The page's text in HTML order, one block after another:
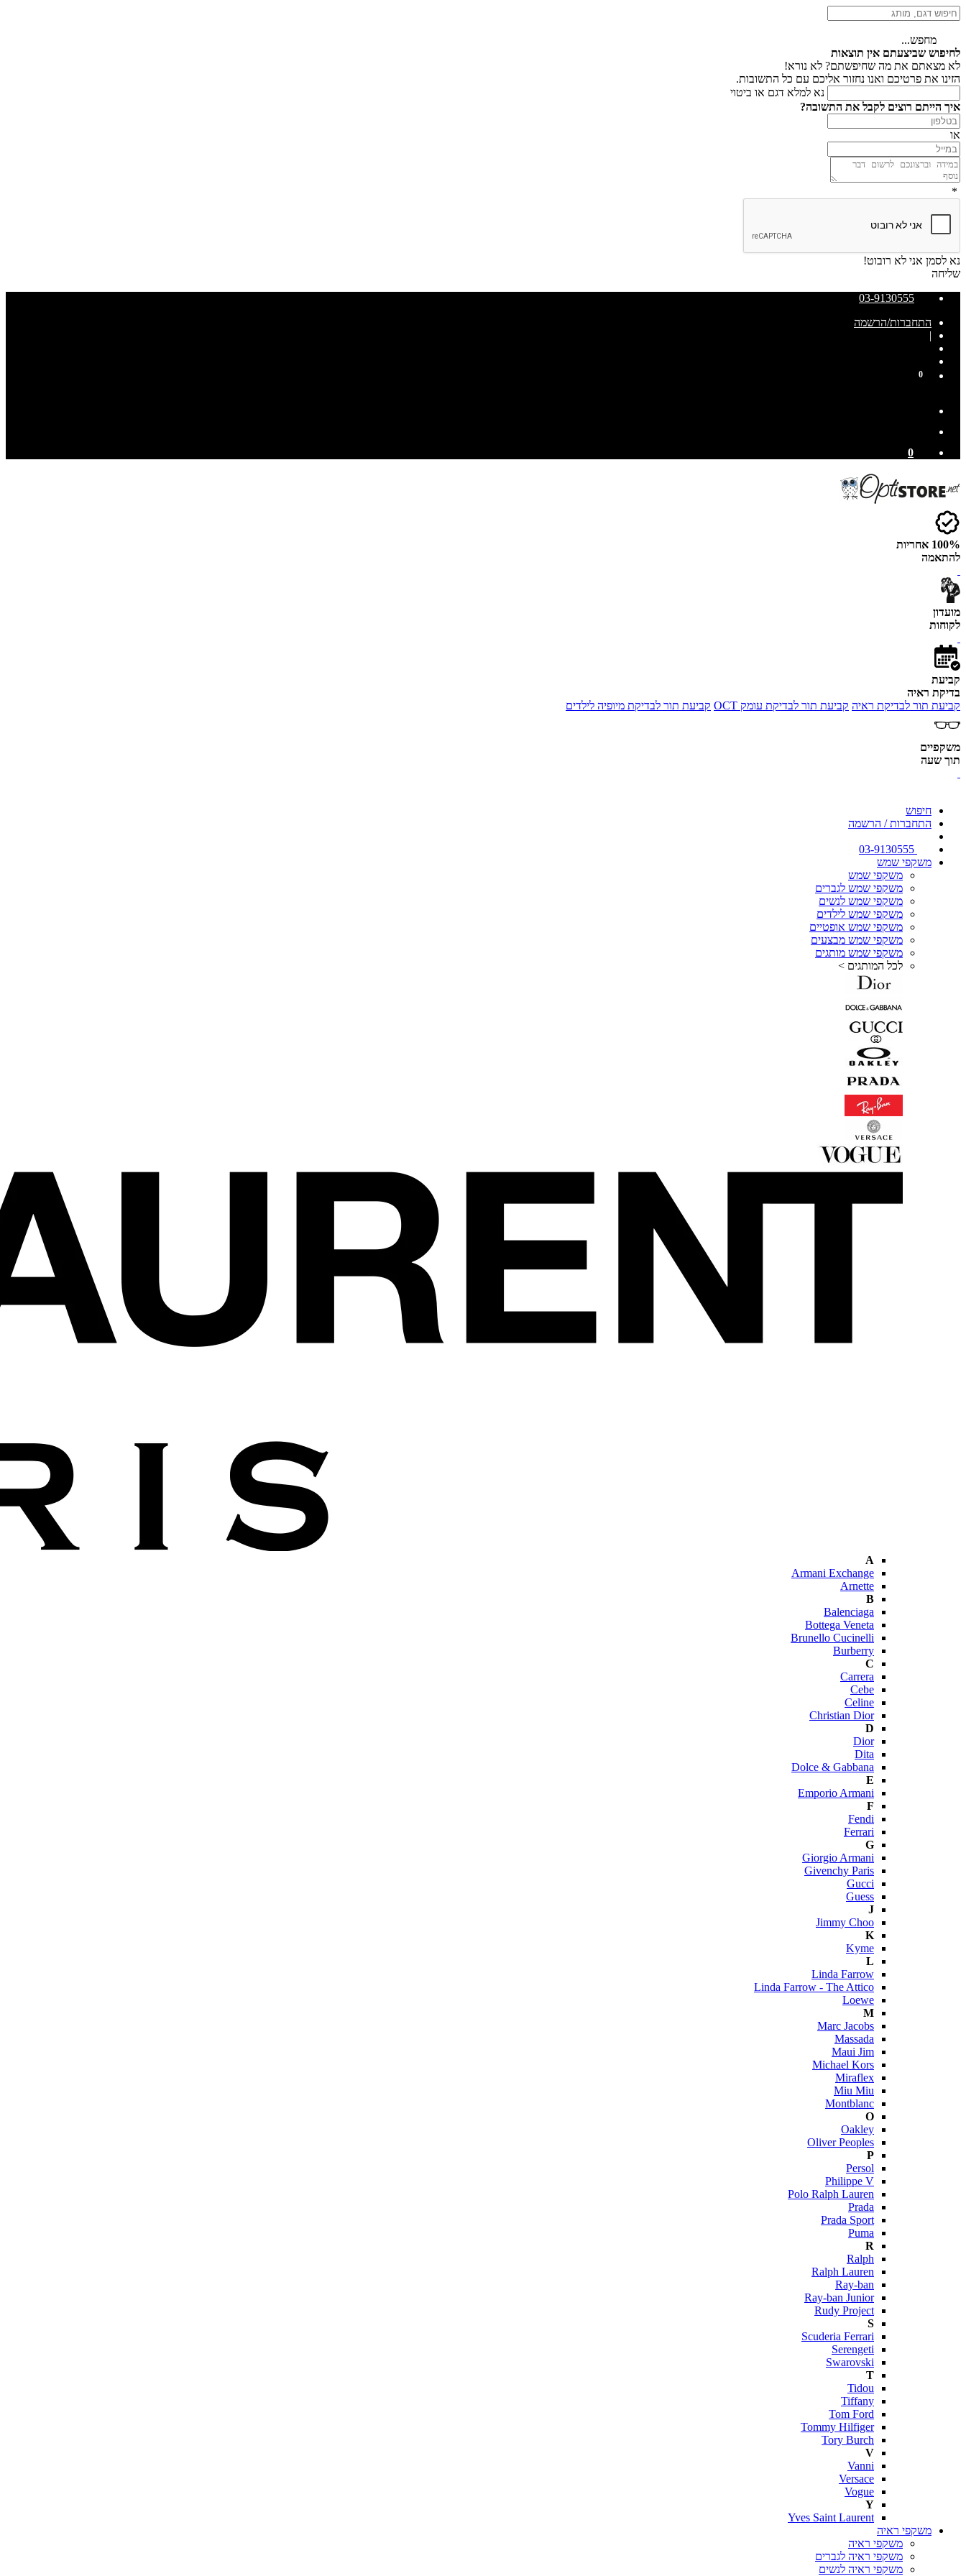
מחפש...
לחיפוש שביצעתם אין תוצאות
לא מצאתם את מה שחיפשתם? לא נורא!
הזינו את פרטיכם ואנו נחזור אליכם עם כל התשובות.
נא למלא דגם או ביטוי
איך הייתם רוצים לקבל את התשובה?
או
*
נא לסמן אני לא רובוט!
שליחה
03-9130555
התחברות/הרשמה
|
0
0
100% אחריות
להתאמה
מועדון
לקוחות
קביעת
בדיקת ראיה
קביעת תור לבדיקת ראיה קביעת תור לבדיקת עומק OCT קביעת תור לבדיקת מיופיה לילדים
משקפיים
תוך שעה
חיפוש
התחברות / הרשמה
משקפי שמש
משקפי שמש
משקפי שמש לגברים
משקפי שמש לנשים
משקפי שמש לילדים
משקפי שמש אופטיים
משקפי שמש מבצעים
משקפי שמש מותגים
לכל המותגים >
A
Armani Exchange
Arnette
B
Balenciaga
Bottega Veneta
Brunello Cucinelli
Burberry
C
Carrera
Cebe
Celine
Christian Dior
D
Dior
Dita
Dolce & Gabbana
E
Emporio Armani
F
Fendi
Ferrari
G
Giorgio Armani
Givenchy Paris
Gucci
Guess
J
Jimmy Choo
K
Kyme
L
Linda Farrow
Linda Farrow - The Attico
Loewe
M
Marc Jacobs
Massada
Maui Jim
Michael Kors
Miraflex
Miu Miu
Montblanc
O
Oakley
Oliver Peoples
P
Persol
Philippe V
Polo Ralph Lauren
Prada
Prada Sport
Puma
R
Ralph
Ralph Lauren
Ray-ban
Ray-ban Junior
Rudy Project
S
Scuderia Ferrari
Serengeti
Swarovski
T
Tidou
Tiffany
Tom Ford
Tommy Hilfiger
Tory Burch
V
Vanni
Versace
Vogue
Y
Yves Saint Laurent
משקפי ראיה
משקפי ראיה
משקפי ראיה לגברים
משקפי ראיה לנשים